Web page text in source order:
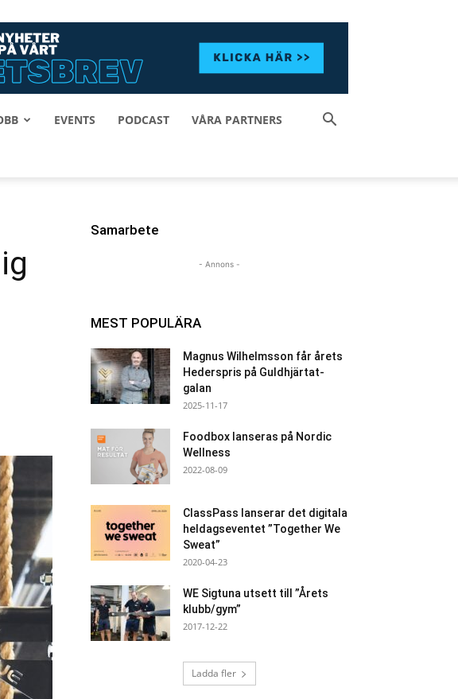
EVENTS PODCAST VÅRA PARTNERS
Samarbete
- Annons -
MEST POPULÄRA
Magnus Wilhelmsson får årets
Hederspris på Guldhjärtat-
galan
2025-11-17
Foodbox lanseras på Nordic
Wellness
2022-08-09
ClassPass lanserar det digitala
heldagseventet ”Together We
Sweat”
2020-04-23
WE Sigtuna utsett till ”Årets
klubb/gym”
2017-12-22
Ladda fler